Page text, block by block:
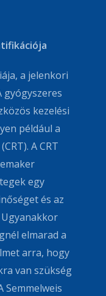
a jelenkori
gyógyszeres
kezelési
például a
A CRT
egy
és az
elmarad a
arra, hogy
van szükség
Semmelweis